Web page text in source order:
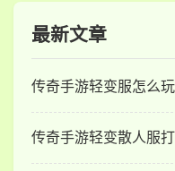
最新文章
传奇手游轻变服怎么
传奇手游轻变散人服